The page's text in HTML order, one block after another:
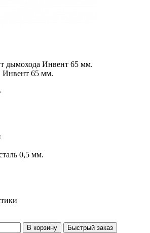
0,5 мм.
В корзину
Быстрый заказ